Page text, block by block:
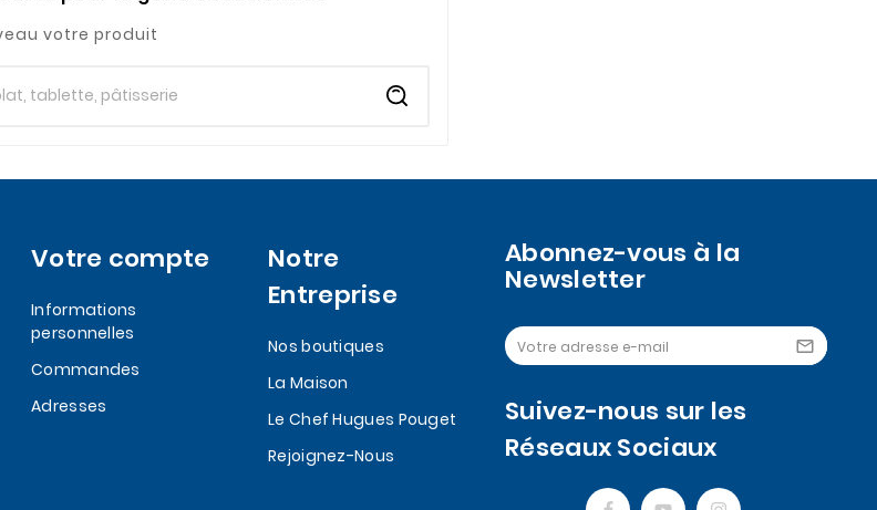
votre produit
Votre compte
Informations
personnelles
Commandes
Adresses
Notre
Entreprise
Nos boutiques
La Maison
Le Chef Hugues Pouget
Rejoignez-Nous
Abonnez-vous à la
Newsletter

Suivez-nous sur les
Réseaux Sociaux